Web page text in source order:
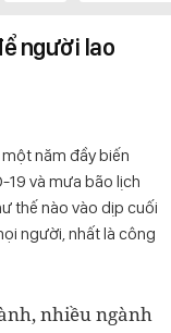
người lao
năm đầy biến
19 và mưa bão lịch
thế nào vào dịp cuối
người, nhất là công
nhiều ngành